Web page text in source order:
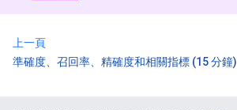
上一頁
準確度、召回率、精確度和相關指標 (15 分鐘)